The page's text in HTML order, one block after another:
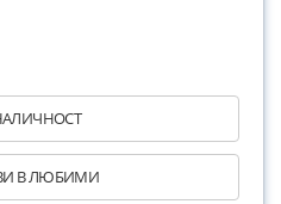
В ЛЮБИМИ